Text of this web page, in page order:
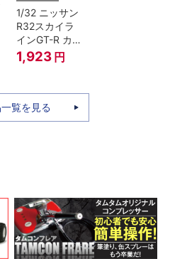
1/32 ニッサン
R32スカイラ
インGT-R カ
スタムホイー
ル(ブラックパ
ク)
1,923 円
覧を見る